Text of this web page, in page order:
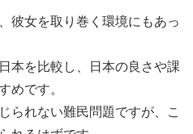
彼女を取り巻く環境にもあっ
本を比較し、日本の良さや課
めです。
られない難民問題ですが、こ